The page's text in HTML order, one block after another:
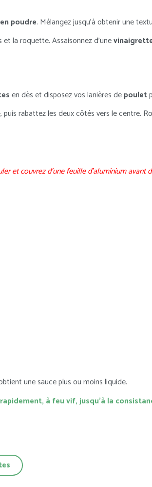
poudre. Mélangez jusqu’à obtenir une
la roquette. Assaisonnez d’une
en dès et disposez vos lanières depoulet
rabattez les deux côtés vers le centre.
et couvrez d’une feuille d’aluminium avant
une sauce plus ou moins liquide.
à feu vif, jusqu’à la